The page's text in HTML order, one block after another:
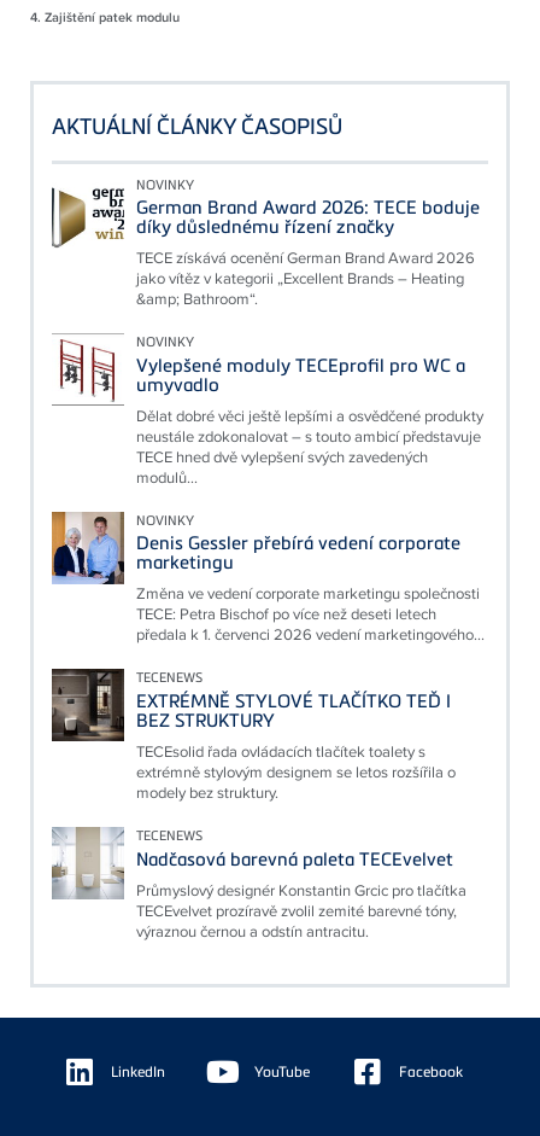
4. Zajištění patek modulu
AKTUÁLNÍ ČLÁNKY ČASOPISŮ
NOVINKY
German Brand Award 2026: TECE boduje
díky důslednému řízení značky
TECE získává ocenění German Brand Award 2026
jako vítěz v kategorii „Excellent Brands – Heating
&amp; Bathroom“.
NOVINKY
Vylepšené moduly TECEprofil pro WC a
umyvadlo
Dělat dobré věci ještě lepšími a osvědčené produkty
neustále zdokonalovat – s touto ambicí představuje
TECE hned dvě vylepšení svých zavedených
modulů...
NOVINKY
Denis Gessler přebírá vedení corporate
marketingu
Změna ve vedení corporate marketingu společnosti
TECE: Petra Bischof po více než deseti letech
předala k 1. červenci 2026 vedení marketingového...
TECENEWS
EXTRÉMNĚ STYLOVÉ TLAČÍTKO TEĎ I
BEZ STRUKTURY
TECEsolid řada ovládacích tlačítek toalety s
extrémně stylovým designem se letos rozšířila o
modely bez struktury.
TECENEWS
Nadčasová barevná paleta TECEvelvet
Průmyslový designér Konstantin Grcic pro tlačítka
TECEvelvet prozíravě zvolil zemité barevné tóny,
výraznou černou a odstín antracitu.
Floating
Sidebar LinkedIn YouTube Facebook